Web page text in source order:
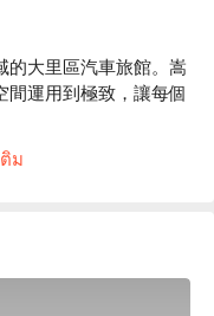
的大里區汽車旅館。嵩
間運用到極致，讓每個
間寬敞的雙人石材氣
案、嵩夏汽車旅館休
ม